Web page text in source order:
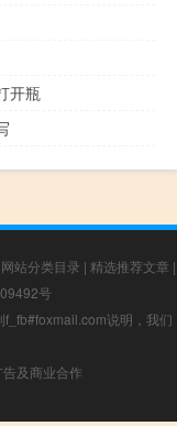
开瓶
网站分类目录 | 精选推荐文章 |
号
说明，我们
及商业合作